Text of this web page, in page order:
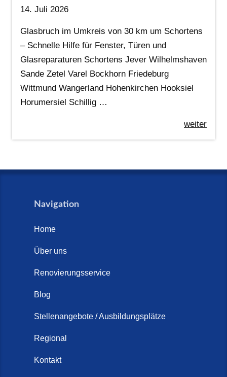
14. Juli 2026
Glasbruch im Umkreis von 30 km um Schortens
– Schnelle Hilfe für Fenster, Türen und
Glasreparaturen Schortens Jever Wilhelmshaven
Sande Zetel Varel Bockhorn Friedeburg
Wittmund Wangerland Hohenkirchen Hooksiel
Horumersiel Schillig …
weiter
Navigation
Home
Über uns
Renovierungsservice
Blog
Stellenangebote / Ausbildungsplätze
Regional
Kontakt